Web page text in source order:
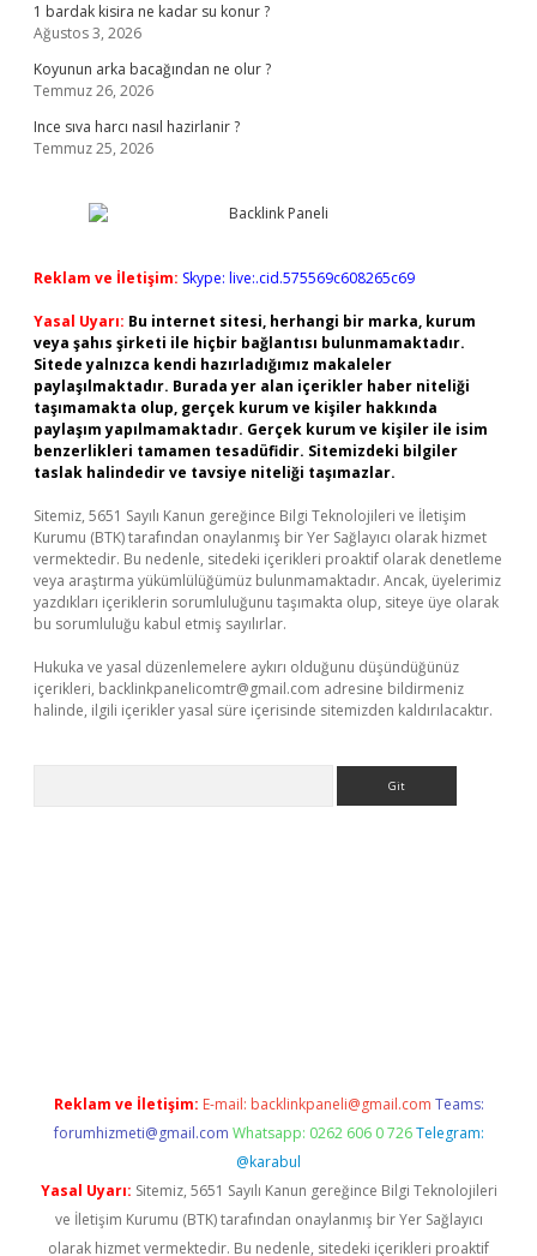
1 bardak kisira ne kadar su konur ?
Ağustos 3, 2026
Koyunun arka bacağından ne olur ?
Temmuz 26, 2026
Ince sıva harcı nasıl hazirlanir ?
Temmuz 25, 2026
Reklam ve İletişim: Skype: live:.cid.575569c608265c69
Yasal Uyarı: Bu internet sitesi, herhangi bir marka, kurum
veya şahıs şirketi ile hiçbir bağlantısı bulunmamaktadır.
Sitede yalnızca kendi hazırladığımız makaleler
paylaşılmaktadır. Burada yer alan içerikler haber niteliği
taşımamakta olup, gerçek kurum ve kişiler hakkında
paylaşım yapılmamaktadır. Gerçek kurum ve kişiler ile isim
benzerlikleri tamamen tesadüfidir. Sitemizdeki bilgiler
taslak halindedir ve tavsiye niteliği taşımazlar.
Sitemiz, 5651 Sayılı Kanun gereğince Bilgi Teknolojileri ve İletişim
Kurumu (BTK) tarafından onaylanmış bir Yer Sağlayıcı olarak hizmet
vermektedir. Bu nedenle, sitedeki içerikleri proaktif olarak denetleme
veya araştırma yükümlülüğümüz bulunmamaktadır. Ancak, üyelerimiz
yazdıkları içeriklerin sorumluluğunu taşımakta olup, siteye üye olarak
bu sorumluluğu kabul etmiş sayılırlar.
Hukuka ve yasal düzenlemelere aykırı olduğunu düşündüğünüz
içerikleri, backlinkpanelicomtr@gmail.com adresine bildirmeniz
halinde, ilgili içerikler yasal süre içerisinde sitemizden kaldırılacaktır.
Reklam ve İletişim: E-mail: backlinkpaneli@gmail.com Teams:
forumhizmeti@gmail.com Whatsapp: 0262 606 0 726 Telegram:
@karabul
Yasal Uyarı: Sitemiz, 5651 Sayılı Kanun gereğince Bilgi Teknolojileri
ve İletişim Kurumu (BTK) tarafından onaylanmış bir Yer Sağlayıcı
olarak hizmet vermektedir. Bu nedenle, sitedeki içerikleri proaktif